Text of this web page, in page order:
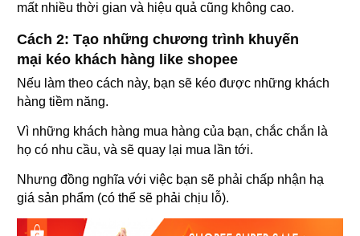
mất nhiều thời gian và hiệu quả cũng không cao.
Cách 2: Tạo những chương trình khuyến
mại kéo khách hàng like shopee
Nếu làm theo cách này, bạn sẽ kéo được những khách
hàng tiềm năng.
Vì những khách hàng mua hàng của bạn, chắc chắn là
họ có nhu cầu, và sẽ quay lại mua lần tới.
Nhưng đồng nghĩa với việc bạn sẽ phải chấp nhận hạ
giá sản phẩm (có thể sẽ phải chịu lỗ).